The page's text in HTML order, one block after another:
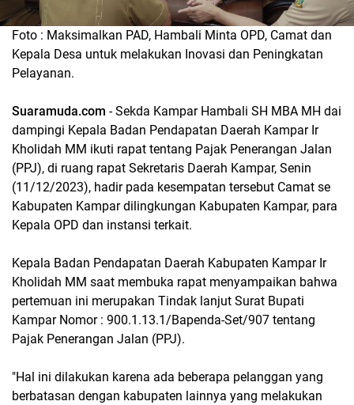
Foto : Maksimalkan PAD, Hambali Minta OPD, Camat dan
Kepala Desa untuk melakukan Inovasi dan Peningkatan
Pelayanan.
Suaramuda.com - Sekda Kampar Hambali SH MBA MH dai
dampingi Kepala Badan Pendapatan Daerah Kampar Ir
Kholidah MM ikuti rapat tentang Pajak Penerangan Jalan
(PPJ), di ruang rapat Sekretaris Daerah Kampar, Senin
(11/12/2023), hadir pada kesempatan tersebut Camat se
Kabupaten Kampar dilingkungan Kabupaten Kampar, para
Kepala OPD dan instansi terkait.
Kepala Badan Pendapatan Daerah Kabupaten Kampar Ir
Kholidah MM saat membuka rapat menyampaikan bahwa
pertemuan ini merupakan Tindak lanjut Surat Bupati
Kampar Nomor : 900.1.13.1/Bapenda-Set/907 tentang
Pajak Penerangan Jalan (PPJ).
"Hal ini dilakukan karena ada beberapa pelanggan yang
berbatasan dengan kabupaten lainnya yang melakukan